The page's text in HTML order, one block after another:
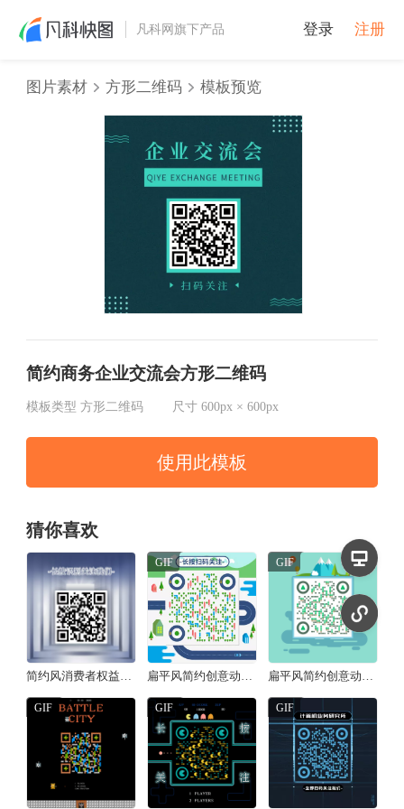
凡科网旗下产品 登录 注册
图片素材 方形二维码 模板预览
简约商务企业交流会方形二维码
模板类型 方形二维码 尺寸 600px × 600px
使用此模板
猜你喜欢
GIF GIF
GIF GIF GIF